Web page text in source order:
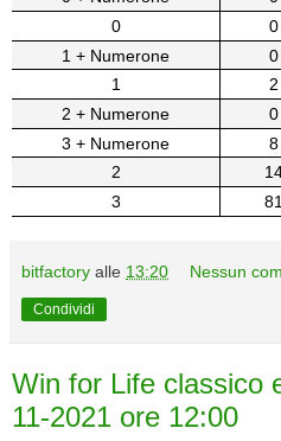
0
0
1 + Numerone
0
1
2
2 + Numerone
0
3 + Numerone
8
2
3
81
bitfactory alle 13:20 Nessun
Condividi
Win for Life classico
11-2021 ore 12:00